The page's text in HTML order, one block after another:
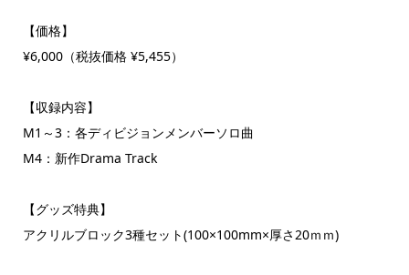
【価格】
¥6,000（税抜価格 ¥5,455）
【収録内容】
M1～3：各ディビジョンメンバーソロ曲
M4：新作Drama Track
【グッズ特典】
アクリルブロック3種セット(100×100mm×厚さ20ｍｍ)